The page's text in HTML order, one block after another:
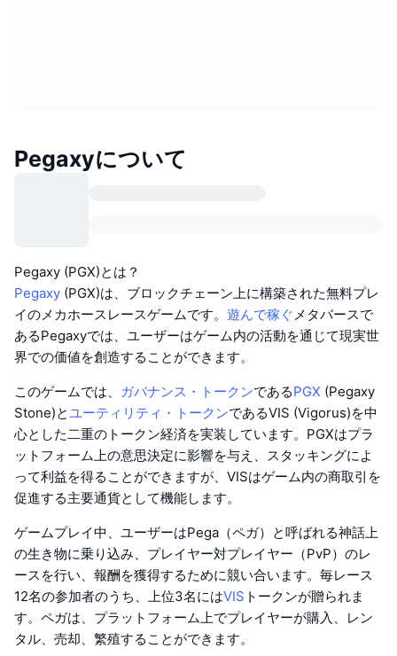
Pegaxyについて
Pegaxy (PGX)とは？
Pegaxy (PGX)は、ブロックチェーン上に構築された無料プレ
イのメカホースレースゲームです。 遊んで稼ぐ メタバースで
あるPegaxyでは、ユーザーはゲーム内の活動を通じて現実世
界での価値を創造することができます。
このゲームでは、 ガバナンス・トークンであるPGX (Pegaxy
Stone)とユーティリティ・トークンであるVIS (Vigorus)を中
心とした二重のトークン経済を実装しています。PGXはプラ
ットフォーム上の意思決定に影響を与え、スタッキングによ
って利益を得ることができますが、VISはゲーム内の商取引を
促進する主要通貨として機能します。
ゲームプレイ中、ユーザーはPega（ペガ）と呼ばれる神話上
の生き物に乗り込み、プレイヤー対プレイヤー（PvP）のレ
ースを行い、報酬を獲得するために競い合います。毎レース
12名の参加者のうち、上位3名にはVIS トークンが贈られま
す。ペガは、プラットフォーム上でプレイヤーが購入、レン
タル、売却、繁殖することができます。